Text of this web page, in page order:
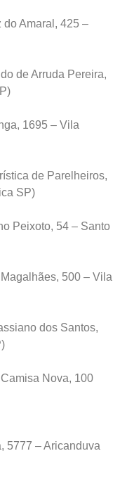
do Amaral, 425 –
de Arruda Pereira,
1695 – Vila
de Parelheiros,
SP)
Peixoto, 54 – Santo
500 – Vila
dos Santos,
Nova, 100
5777 – Aricanduva